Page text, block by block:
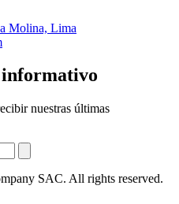
Molina, Lima
informativo
nuestras últimas
SAC. All rights reserved.